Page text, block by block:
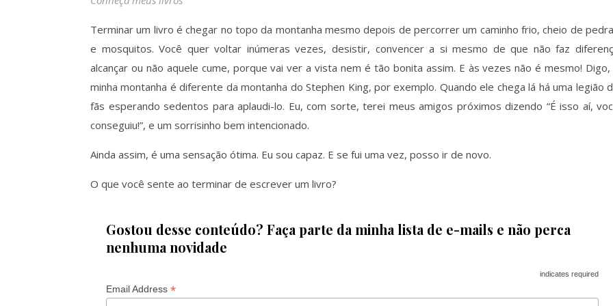
Terminar um livro é chegar no topo da montanha mesmo depois de percorrer um caminho frio, cheio de
e mosquitos. Você quer voltar inúmeras vezes, desistir, convencer a si mesmo de que não faz
alcançar ou não aquele cume, porque vai ver a vista nem é tão bonita assim. E às vezes não é mesmo! Digo,
minha montanha é diferente da montanha do Stephen King, por exemplo. Quando ele chega lá há uma legião
fãs esperando sedentos para aplaudi-lo. Eu, com sorte, terei meus amigos próximos dizendo “É isso aí,
conseguiu!”, e um sorrisinho bem intencionado.
Ainda assim, é uma sensação ótima. Eu sou capaz. E se fui uma vez, posso ir de novo.
O que você sente ao terminar de escrever um livro?
Gostou desse conteúdo? Faça parte da minha lista de e-mails e não perca
nenhuma novidade
indicates required
Email Address*